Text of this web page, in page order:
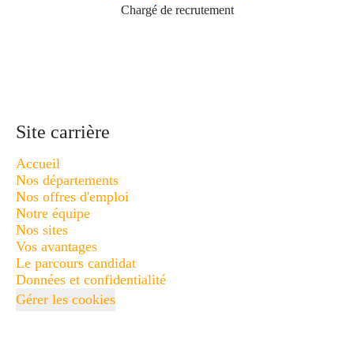
Chargé de recrutement
Site carrière
Accueil
Nos départements
Nos offres d'emploi
Notre équipe
Nos sites
Vos avantages
Le parcours candidat
Données et confidentialité
Gérer les cookies